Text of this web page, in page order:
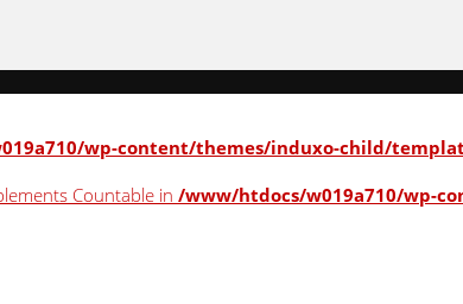
wp-content/themes/induxo-child/
Countable in /www/htdocs/w019a710/wp-